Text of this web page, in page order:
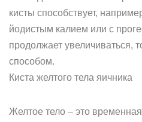
кисты способствует,
йодистым калием или с
продолжает увеличиваться,
способом.
Киста желтого тела яичника
Желтое тело – это